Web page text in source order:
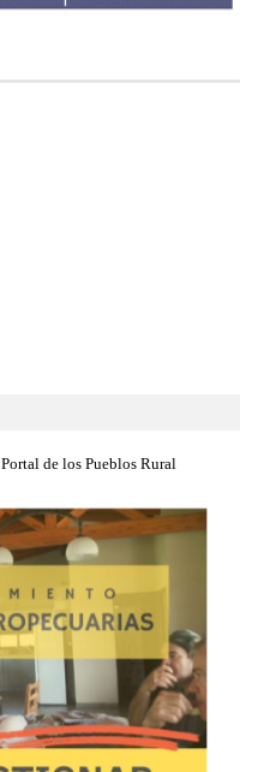
Portal de los Pueblos Rural